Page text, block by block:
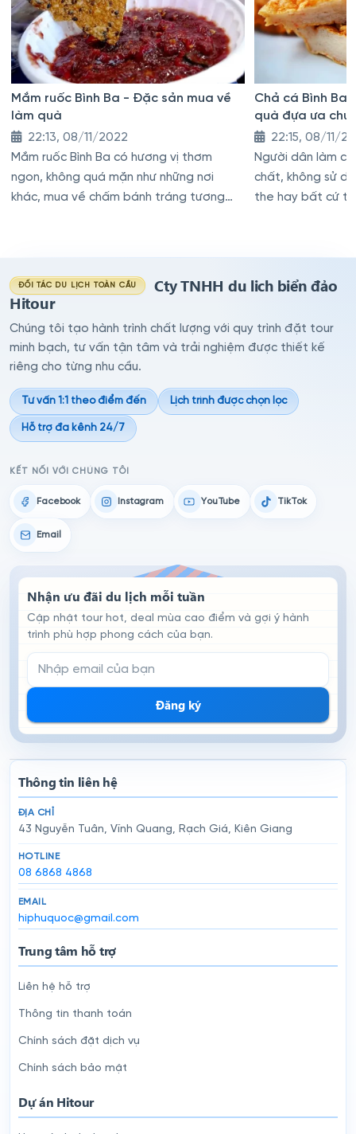
Mắm ruốc Bình Ba - Đặc sản mua về
làm quà
22:13, 08/11/2022
Mắm ruốc Bình Ba có hương vị thơm
ngon, không quá mặn như những nơi
khác, mua về chấm bánh tráng tương
Chả cá Bình Ba
quà đựa ưa
22:15, 08/11/
Người dân làm
chất, không sử
the hay bất cứ
ĐỐI TÁC DU LỊCH TOÀN CẦU
Cty TNHH du lich biển đảo
Hitour
Chúng tôi tạo hành trình chất lượng với quy trình đặt tour
minh bạch, tư vấn tận tâm và trải nghiệm được thiết kế
riêng cho từng nhu cầu.
Tư vấn 1:1 theo điểm đến Lịch trình được chọn lọc
Hỗ trợ đa kênh 24/7
KẾT NỐI VỚI CHÚNG TÔI
Facebook Instagram YouTube TikTok
Email
Nhận ưu đãi du lịch mỗi tuần
Cập nhật tour hot, deal mùa cao điểm và gợi ý hành
trình phù hợp phong cách của bạn.
Email đăng ký nhận tin
Đăng ký
Thông tin liên hệ
ĐỊA CHỈ
43 Nguyễn Tuân, Vĩnh Quang, Rạch Giá, Kiên Giang
HOTLINE
08 6868 4868
EMAIL
hiphuquoc@gmail.com
Trung tâm hỗ trợ
Liên hệ hỗ trợ
Thông tin thanh toán
Chính sách đặt dịch vụ
Chính sách bảo mật
Dự án Hitour